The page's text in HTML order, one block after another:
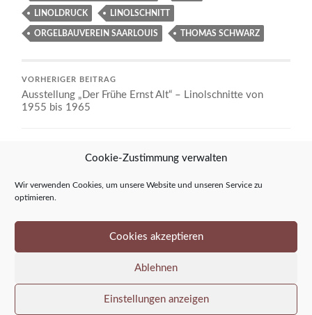
Cookie-Zustimmung verwalten
Wir verwenden Cookies, um unsere Website und unseren Service zu
optimieren.
Cookies akzeptieren
Ablehnen
Einstellungen anzeigen
LINOLDRUCK LINOLSCHNITT
ORGELBAUVEREIN SAARLOUIS THOMAS SCHWARZ
VORHERIGER BEITRAG
Ausstellung „Der Frühe Ernst Alt“ – Linolschnitte von
1955 bis 1965
Nacht der offenen Kirchen: Ernst Alt in Maria Königin,